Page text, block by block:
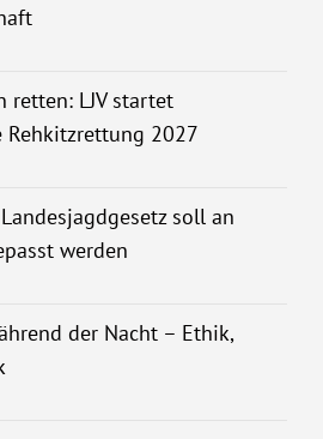
retten: LJV startet
Rehkitzrettung 2027
soll an
werden
der Nacht – Ethik,